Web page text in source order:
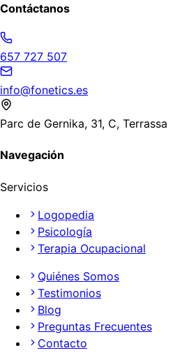
Contáctanos
657 727 507
info@fonetics.es
Parc de Gernika, 31, C, Terrassa
Navegación
Servicios
Logopedia
Psicología
Terapia Ocupacional
Quiénes Somos
Testimonios
Blog
Preguntas Frecuentes
Contacto